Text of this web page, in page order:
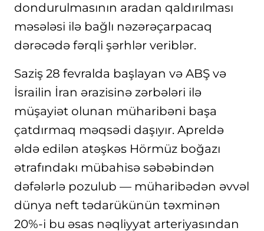
dondurulmasının aradan qaldırılması
məsələsi ilə bağlı nəzərəçarpacaq
dərəcədə fərqli şərhlər veriblər.
Saziş 28 fevralda başlayan və ABŞ və
İsrailin İran ərazisinə zərbələri ilə
müşayiət olunan müharibəni başa
çatdırmaq məqsədi daşıyır. Apreldə
əldə edilən atəşkəs Hörmüz boğazı
ətrafındakı mübahisə səbəbindən
dəfələrlə pozulub — müharibədən əvvəl
dünya neft tədarükünün təxminən
20%-i bu əsas nəqliyyat arteriyasından